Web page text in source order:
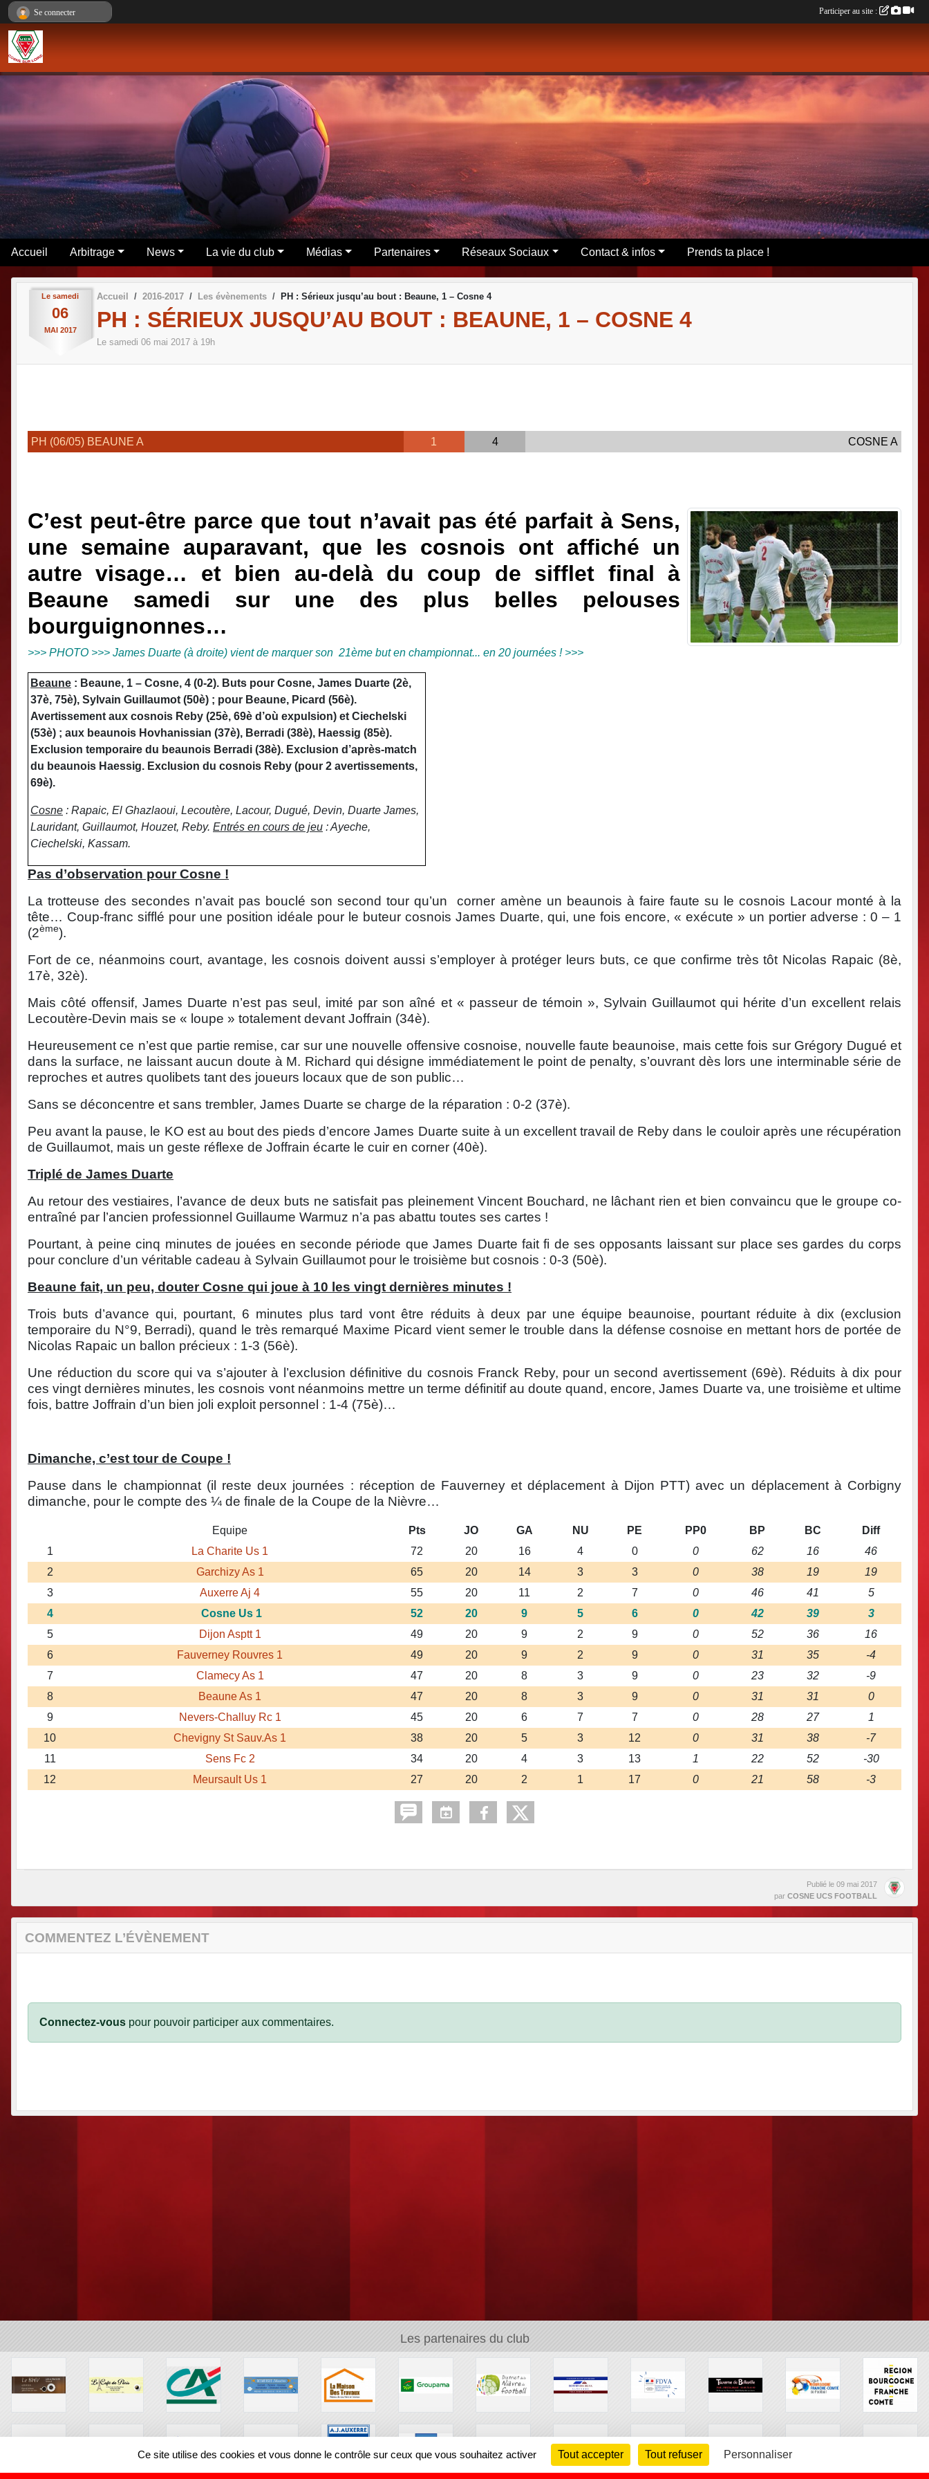
Accueil Arbitrage News La vie du club Médias Partenaires Réseaux Sociaux Contact & infos Prends ta place !
Le samedi
06
MAI 2017
Accueil 2016-2017 Les évènements PH : Sérieux jusqu’au bout : Beaune, 1 – Cosne 4
PH : SÉRIEUX JUSQU’AU BOUT : BEAUNE, 1 – COSNE 4
Le samedi 06 mai 2017 à 19h
PH (06/05) BEAUNE A 1 4 COSNE A
C’est peut-être parce que tout n’avait pas été parfait à Sens,
une semaine auparavant, que les cosnois ont affiché un
autre visage… et bien au-delà du coup de sifflet final à
Beaune samedi sur une des plus belles pelouses
bourguignonnes…
>>> PHOTO >>> James Duarte (à droite) vient de marquer son 21ème but en championnat... en 20 journées ! >>>
Beaune : Beaune, 1 – Cosne, 4 (0-2). Buts pour Cosne, James Duarte (2è,
37è, 75è), Sylvain Guillaumot (50è) ; pour Beaune, Picard (56è).
Avertissement aux cosnois Reby (25è, 69è d’où expulsion) et Ciechelski
(53è) ; aux beaunois Hovhanissian (37è), Berradi (38è), Haessig (85è).
Exclusion temporaire du beaunois Berradi (38è). Exclusion d’après-match
du beaunois Haessig. Exclusion du cosnois Reby (pour 2 avertissements,
69è).
Cosne : Rapaic, El Ghazlaoui, Lecoutère, Lacour, Dugué, Devin, Duarte James,
Lauridant, Guillaumot, Houzet, Reby. Entrés en cours de jeu : Ayeche,
Ciechelski, Kassam.
Pas d’observation pour Cosne !
La trotteuse des secondes n’avait pas bouclé son second tour qu’un corner amène un beaunois à faire faute su le cosnois Lacour monté à la
tête… Coup-franc sifflé pour une position idéale pour le buteur cosnois James Duarte, qui, une fois encore, « exécute » un portier adverse : 0 – 1
(2ème).
Fort de ce, néanmoins court, avantage, les cosnois doivent aussi s’employer à protéger leurs buts, ce que confirme très tôt Nicolas Rapaic (8è,
17è, 32è).
Mais côté offensif, James Duarte n’est pas seul, imité par son aîné et « passeur de témoin », Sylvain Guillaumot qui hérite d’un excellent relais
Lecoutère-Devin mais se « loupe » totalement devant Joffrain (34è).
Heureusement ce n’est que partie remise, car sur une nouvelle offensive cosnoise, nouvelle faute beaunoise, mais cette fois sur Grégory Dugué et
dans la surface, ne laissant aucun doute à M. Richard qui désigne immédiatement le point de penalty, s’ouvrant dès lors une interminable série de
reproches et autres quolibets tant des joueurs locaux que de son public…
Sans se déconcentre et sans trembler, James Duarte se charge de la réparation : 0-2 (37è).
Peu avant la pause, le KO est au bout des pieds d’encore James Duarte suite à un excellent travail de Reby dans le couloir après une récupération
de Guillaumot, mais un geste réflexe de Joffrain écarte le cuir en corner (40è).
Triplé de James Duarte
Au retour des vestiaires, l’avance de deux buts ne satisfait pas pleinement Vincent Bouchard, ne lâchant rien et bien convaincu que le groupe co-
entraîné par l’ancien professionnel Guillaume Warmuz n’a pas abattu toutes ses cartes !
Pourtant, à peine cinq minutes de jouées en seconde période que James Duarte fait fi de ses opposants laissant sur place ses gardes du corps
pour conclure d’un véritable cadeau à Sylvain Guillaumot pour le troisième but cosnois : 0-3 (50è).
Beaune fait, un peu, douter Cosne qui joue à 10 les vingt dernières minutes !
Trois buts d’avance qui, pourtant, 6 minutes plus tard vont être réduits à deux par une équipe beaunoise, pourtant réduite à dix (exclusion
temporaire du N°9, Berradi), quand le très remarqué Maxime Picard vient semer le trouble dans la défense cosnoise en mettant hors de portée de
Nicolas Rapaic un ballon précieux : 1-3 (56è).
Une réduction du score qui va s’ajouter à l’exclusion définitive du cosnois Franck Reby, pour un second avertissement (69è). Réduits à dix pour
ces vingt dernières minutes, les cosnois vont néanmoins mettre un terme définitif au doute quand, encore, James Duarte va, une troisième et ultime
fois, battre Joffrain d’un bien joli exploit personnel : 1-4 (75è)…
Dimanche, c’est tour de Coupe !
Pause dans le championnat (il reste deux journées : réception de Fauverney et déplacement à Dijon PTT) avec un déplacement à Corbigny
dimanche, pour le compte des ¼ de finale de la Coupe de la Nièvre…
Equipe Pts JO GA NU PE PP0 BP BC
Diff
1
La Charite Us 1 72 20 16 4 0 0 62 16
46
2
Garchizy As 1 65 20 14 3 3 0 38 19
19
3
Auxerre Aj 4 55 20 11 2 7 0 46 41
5
4
Cosne Us 1 52 20 9 5 6 0 42 39
3
5
Dijon Asptt 1 49 20 9 2 9 0 52 36
16
6
Fauverney Rouvres 1 49 20 9 2 9 0 31 35
-4
7
Clamecy As 1 47 20 8 3 9 0 23 32
-9
8
Beaune As 1 47 20 8 3 9 0 31 31
0
9
Nevers-Challuy Rc 1 45 20 6 7 7 0 28 27
1
10
Chevigny St Sauv.As 1 38 20 5 3 12 0 31 38
-7
11
Sens Fc 2 34 20 4 3 13 1 22 52
-30
12
Meursault Us 1 27 20 2 1 17 0 21 58 -3
Publié le 09 mai 2017
par COSNE UCS FOOTBALL
COMMENTEZ L’ÉVÈNEMENT
Connectez-vous pour pouvoir participer aux commentaires.
Les partenaires du club
Se connecter Participer au site :
Panneau de gestion des cookies
Ce site utilise des cookies et vous donne le contrôle sur ceux que vous souhaitez activer Tout accepter Tout refuser Personnaliser